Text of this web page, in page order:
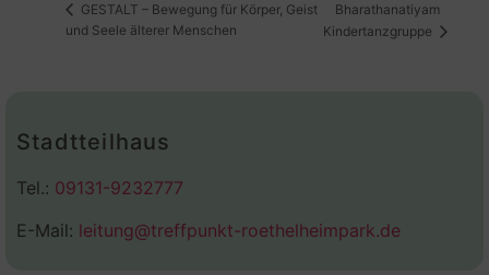
GESTALT – Bewegung für Körper, Geist
und Seele älterer Menschen
Bharathanatiyam
Kindertanzgruppe
Stadtteilhaus
Tel.: 09131-9232777
E-Mail: leitung@treffpunkt-roethelheimpark.de